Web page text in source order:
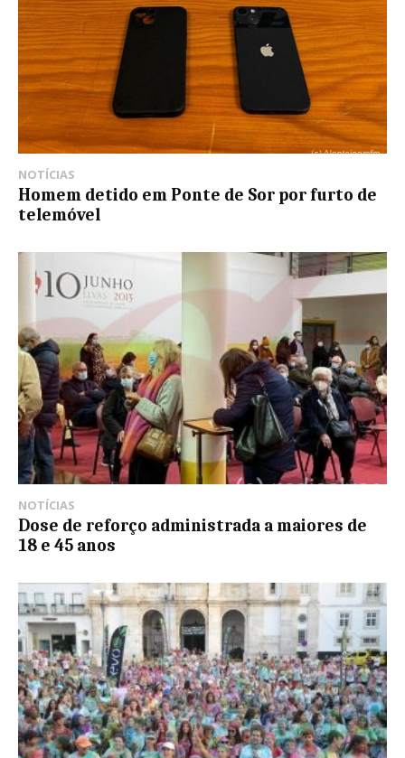
NOTÍCIAS
Homem detido em Ponte de Sor por furto de
telemóvel
NOTÍCIAS
Dose de reforço administrada a maiores de
18 e 45 anos